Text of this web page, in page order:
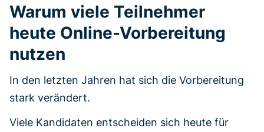
Warum viele Teilnehmer
heute Online-Vorbereitung
nutzen
In den letzten Jahren hat sich die Vorbereitung
stark verändert.
Viele Kandidaten entscheiden sich heute für